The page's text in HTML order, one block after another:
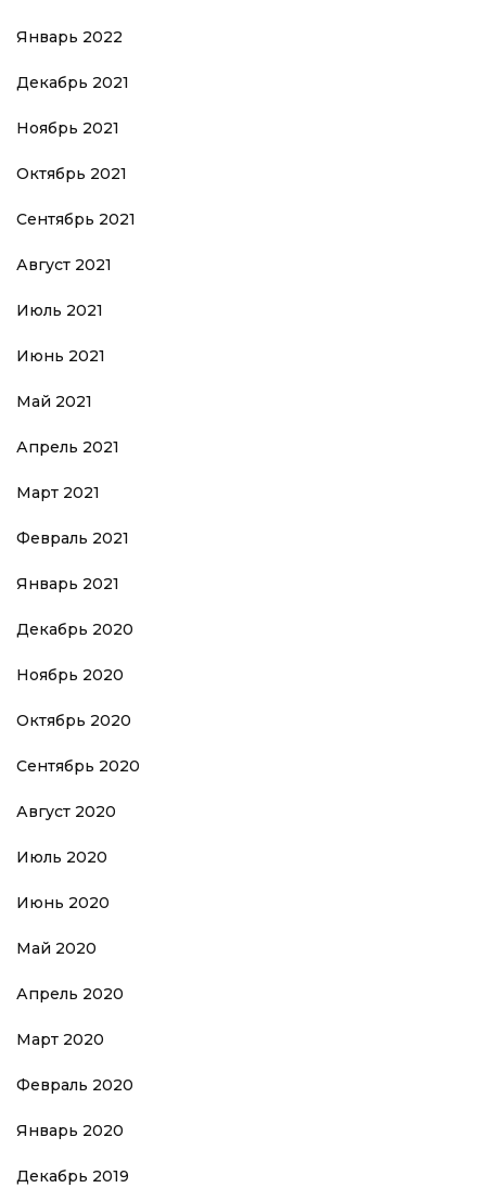
Январь 2022
Декабрь 2021
Ноябрь 2021
Октябрь 2021
Сентябрь 2021
Август 2021
Июль 2021
Июнь 2021
Май 2021
Апрель 2021
Март 2021
Февраль 2021
Январь 2021
Декабрь 2020
Ноябрь 2020
Октябрь 2020
Сентябрь 2020
Август 2020
Июль 2020
Июнь 2020
Май 2020
Апрель 2020
Март 2020
Февраль 2020
Январь 2020
Декабрь 2019